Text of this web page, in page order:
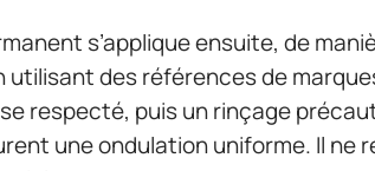
s’applique ensuite, de
utilisant des références de
respecté, puis un rinçage
une ondulation uniforme. Il ne